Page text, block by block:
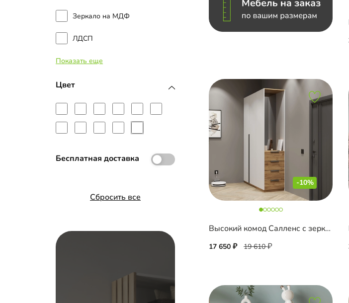
Зеркало на МДФ
ЛДСП
МДФ с пленкой ПВХ
МДФ с эмалью
Показать еще
Цвет
Бесплатная доставка
Сбросить все
-10%
Высокий комод Салленс с зеркалом
17 650 19 610